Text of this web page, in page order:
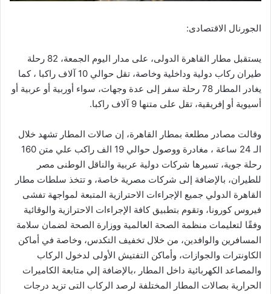
الجورنال الاقتصادى:
يستقبل مطار القاهرة الدولى، على مدار اليوم الجمعة، 82 رحلة
طيران ركاب دولية وداخلية وخاصة، تقل حوالي 10 آلاف راكبا ، كما
يغادر المطار 78 رحلة سفر إلى عدة وجهات، سواء أوربية أو عربية أو
أسيوية أو إفريقية، تقل على متنها 9 آلاف راكبا.
وقالت مصادر مطلعة بمطار القاهرة، إن صالات المطار تشهد خلال
الـ 24 ساعة ، مغادرة ووصول حوالي 19 الف راكب علي متن 160
رحلة جوية، تسيرها شركات دولية عربية والناقل الوطنى مصر
للطيران، بالإضافة إلى شركات مصرية خاصة، و تتخذ سلطات مطار
القاهرة الدولي جميع الإجراءات الاحترازية المتبعة لمواجهة تفشى
فيروس كورونا، وتقوم بتطبيق كافة الإجراءات الاحترازية والوقائية
وفقًا لتعليمات منظمة الصحة العالمية ووزارة الصحة لضمان سلامة
المسافرين والوافدين، من خلال تخفيف التكدس، وخاصة في أماكن
الكاونترات والجوازات، وأماكن التفتيش الأولى لدخول الركاب
والمصاعد الكهربائية داخل المطار ،بالإضافة إلي متابعة الكاميرات
الحرارية بصالات المطار المختلفة لرصد الركاب التى تزيد درجات